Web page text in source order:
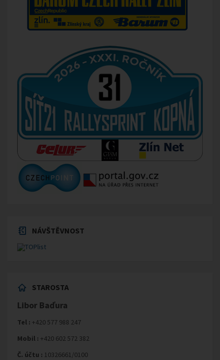
NÁVŠTĚVNOST
STAROSTA
Libor Baďura
Tel : +420 577 988 247
Mobil : +420 602 572 382
Č. účtu : 10326661/0100